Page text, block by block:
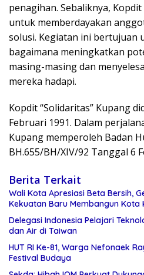
penagihan. Sebaliknya,
untuk memberdayakan
solusi. Kegiatan ini bertujuan
bagaimana meningkatkan
masing-masing dan
mereka hadapi.
Kopdit “Solidaritas” Kupang
Februari 1991. Dalam
Kupang memperoleh Badan
BH.655/BH/XIV/92 Tanggal 6
Berita Terkait
Wali Kota Apresiasi Beta Bersih,
Kekuatan Baru Membangun Kota
Delegasi Indonesia Pelajari
dan Air di Taiwan
HUT RI Ke-81, Warga Nefonaek
Festival Budaya